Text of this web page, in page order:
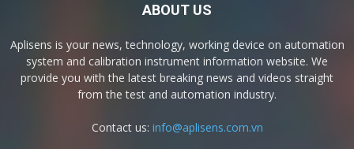
ABOUT US
Aplisens is your news, technology, working device on automation
system and calibration instrument information website. We
provide you with the latest breaking news and videos straight
from the test and automation industry.
Contact us: info@aplisens.com.vn